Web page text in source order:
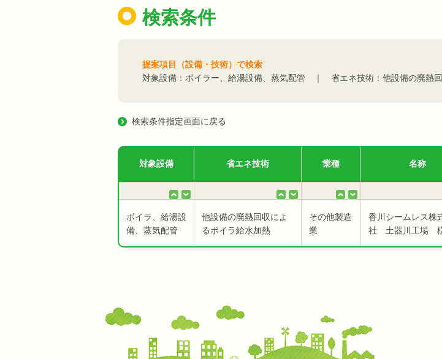
検索条件
提案項目（設備・技術）で検索
対象設備：ボイラー、給湯設備、蒸気配管 ｜ 省エネ技術：他設備の廃熱
検索条件指定画面に戻る
対象設備 省エネ技術 業種 名称
ボイラ、給湯設
備、蒸気配管
他設備の廃熱回収によ
るボイラ給水加熱
その他製造
業
香川シームレス株
社 土器川工場